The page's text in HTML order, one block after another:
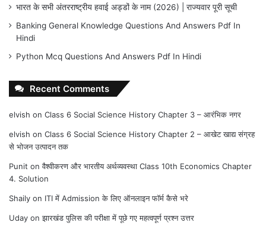
भारत के सभी अंतरराष्ट्रीय हवाई अड्डों के नाम (2026) | राज्यवार पूरी सूची
Banking General Knowledge Questions And Answers Pdf In
Hindi
Python Mcq Questions And Answers Pdf In Hindi
Recent Comments
elvish on Class 6 Social Science History Chapter 3 – आरंभिक नगर
elvish on Class 6 Social Science History Chapter 2 – आखेट खाद्य संग्रह
से भोजन उत्पादन तक
Punit onवैश्वीकरण और भारतीय अर्थव्यवस्था Class 10th Economics Chapter
4. Solution
Shaily on ITI में Admission के लिए ऑनलाइन फॉर्म कैसे भरे
Uday onझारखंड पुलिस की परीक्षा में पूछे गए महत्वपूर्ण प्रश्न उत्तर